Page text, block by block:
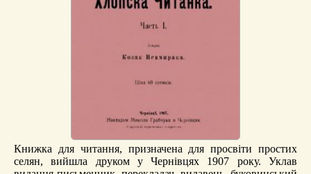
Книжка для читання, призначена для просвіти простих
селян, вийшла друком у Чернівцях 1907 року. Уклав